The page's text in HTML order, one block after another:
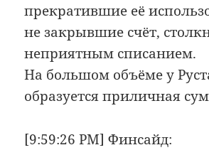
прекратившие её
не закрывшие счёт,
неприятным списанием.
На большом объёме у
образуется приличная
[9:59:26 PM] Финсайд: